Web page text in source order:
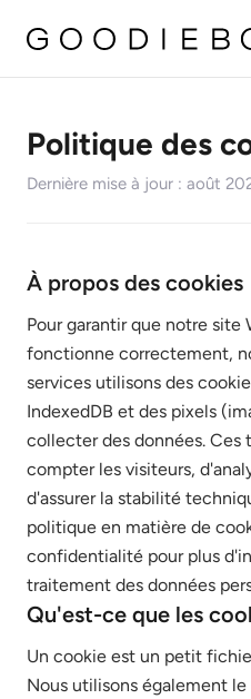
Politique des
Dernière mise à jour : août
À propos des cookies
Pour garantir que notre site
fonctionne correctement,
services utilisons des
IndexedDB et des pixels
collecter des données.
compter les visiteurs,
d'assurer la stabilité
politique en matière de
confidentialité pour plus
traitement des données
Qu'est-ce que les
Un cookie est un petit
Nous utilisons également